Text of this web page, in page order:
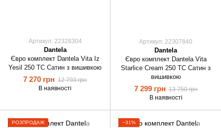
Артикул: 22328304
Dantela
Євро комплект Dantela Vita Iz
Yesil 250 ТС Сатин з вишивкою
7 270 грн 12 793 грн
В наявності
Артикул: 22307840
Dantela
Євро комплект Dantela Vita
Starlice Cream 250 TC Сатин з
вишивкою
7 299 грн 13 750 грн
В наявності
РОЗПРОДАЖ
−31%